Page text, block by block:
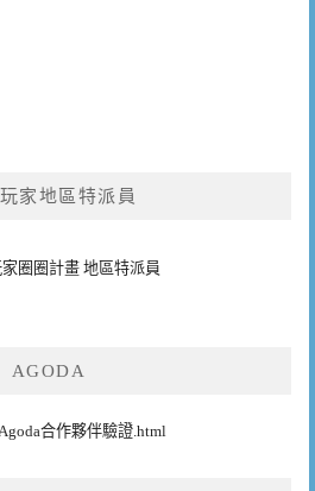
家地區特派員
AGODA
合作夥伴驗證.html